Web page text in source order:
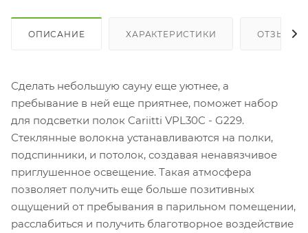
ОПИСАНИЕ ХАРАКТЕРИСТИКИ ОТЗЫВЫ
Сделать небольшую сауну еще уютнее, а
пребывание в ней еще приятнее, поможет набор
для подсветки полок Cariitti VPL30C - G229.
Стеклянные волокна устанавливаются на полки,
подспинники, и потолок, создавая ненавязчивое
приглушенное освещение. Такая атмосфера
позволяет получить еще больше позитивных
ощущений от пребывания в парильном помещении,
расслабиться и получить благотворное воздействие